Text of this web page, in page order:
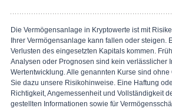
Die Vermögensanlage in Kryptowerte ist mit
Ihrer Vermögensanlage kann fallen oder steigen.
Verlusten des eingesetzten Kapitals kommen.
Analysen oder Prognosen sind kein verlässlicher
Wertentwicklung. Alle genannten Kurse sind ohne
Sie dazu unsere Risikohinweise. Eine Haftung
Richtigkeit, Angemessenheit und Vollständigkeit
gestellten Informationen sowie für